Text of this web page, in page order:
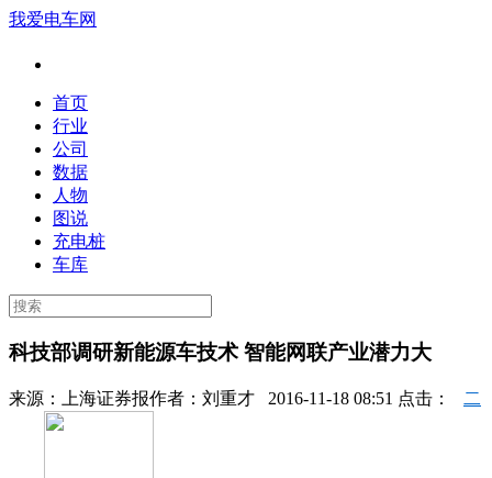
我爱电车网
首页
行业
公司
数据
人物
图说
充电桩
车库
科技部调研新能源车技术 智能网联产业潜力大
来源： 上海证券报作者： 刘重才 2016-11-18 08:51 点击： 二